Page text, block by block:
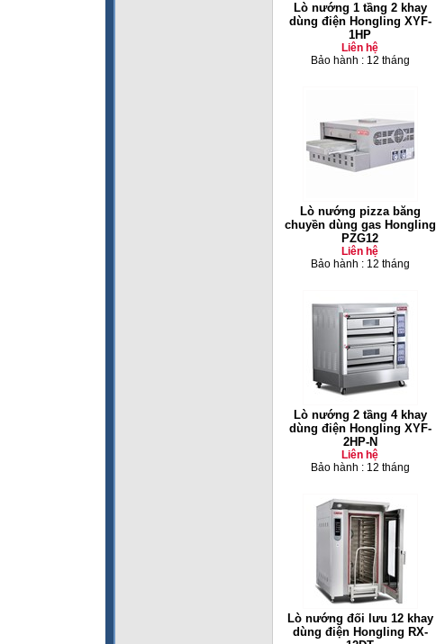
Lò nướng 1 tầng 2 khay
dùng điện Hongling XYF-
1HP
Liên hệ
Bảo hành : 12 tháng
Lò nướng pizza băng
chuyền dùng gas Hongling
PZG12
Liên hệ
Bảo hành : 12 tháng
Lò nướng 2 tầng 4 khay
dùng điện Hongling XYF-
2HP-N
Liên hệ
Bảo hành : 12 tháng
Lò nướng đối lưu 12 khay
dùng điện Hongling RX-